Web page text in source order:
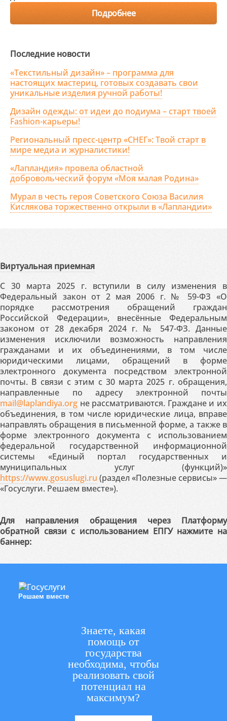
Подробнее
Последние новости
«Текстильный дизайн» – программа для
настоящих мастериц, готовых создавать свои
уникальные изделия ручной работы!
Дизайн одежды: от идеи до подиума – старт твоей
Fashion-карьеры!
Региональный пресс-центр «СНЕГ»: Твой старт в
мире медиа и журналистики!
«Лапландия» провела областной
добровольческий форум «Моя малая Родина»
Мурал в честь героя Советского Союза Василия
Кислякова торжественно открыли в «Лапландии»
Виртуальная приемная
С 30 марта 2025 г. вступили в силу изменения в
Федеральный закон от 2 мая 2006 г. № 59-ФЗ «О
порядке рассмотрения обращений граждан
Российской Федерации», внесённые Федеральным
законом от 28 декабря 2024 г. № 547-ФЗ. Данные
изменения исключили возможность направления
гражданами и их объединениями, в том числе
юридическими лицами, обращений в форме
электронного документа посредством электронной
почты. В связи с этим с 30 марта 2025 г. обращения,
направленные по адресу электронной почты
mail@laplandiya.org не рассматриваются. Граждане и их
объединения, в том числе юридические лица, вправе
направлять обращения в письменной форме, а также в
форме электронного документа с использованием
федеральной государственной информационной
системы «Единый портал государственных и
муниципальных услуг (функций)»
https://www.gosuslugi.ru (раздел «Полезные сервисы» —
«Госуслуги. Решаем вместе»).
Для направления обращения через Платформу
обратной связи с использованием ЕПГУ нажмите на
баннер:
Решаем вместе
Знаете, какая
помощь от
государства
необходима, чтобы
реализовать свой
потенциал на
максимум?